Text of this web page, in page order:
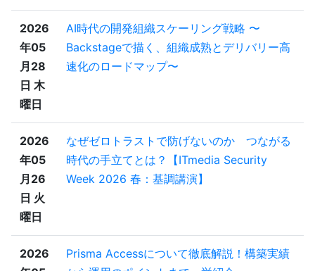
2026
年05
月28
日 木
曜日
AI時代の開発組織スケーリング戦略 〜
Backstageで描く、組織成熟とデリバリー高
速化のロードマップ〜
2026
年05
月26
日 火
曜日
なぜゼロトラストで防げないのか つながる
時代の手立てとは？【ITmedia Security
Week 2026 春：基調講演】
2026
Prisma Accessについて徹底解説！構築実績